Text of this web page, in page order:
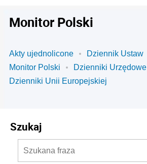
Monitor Polski
Akty ujednolicone
Dziennik Ustaw
Monitor Polski
Dzienniki Urzędowe
Dzienniki Unii Europejskiej
Szukaj